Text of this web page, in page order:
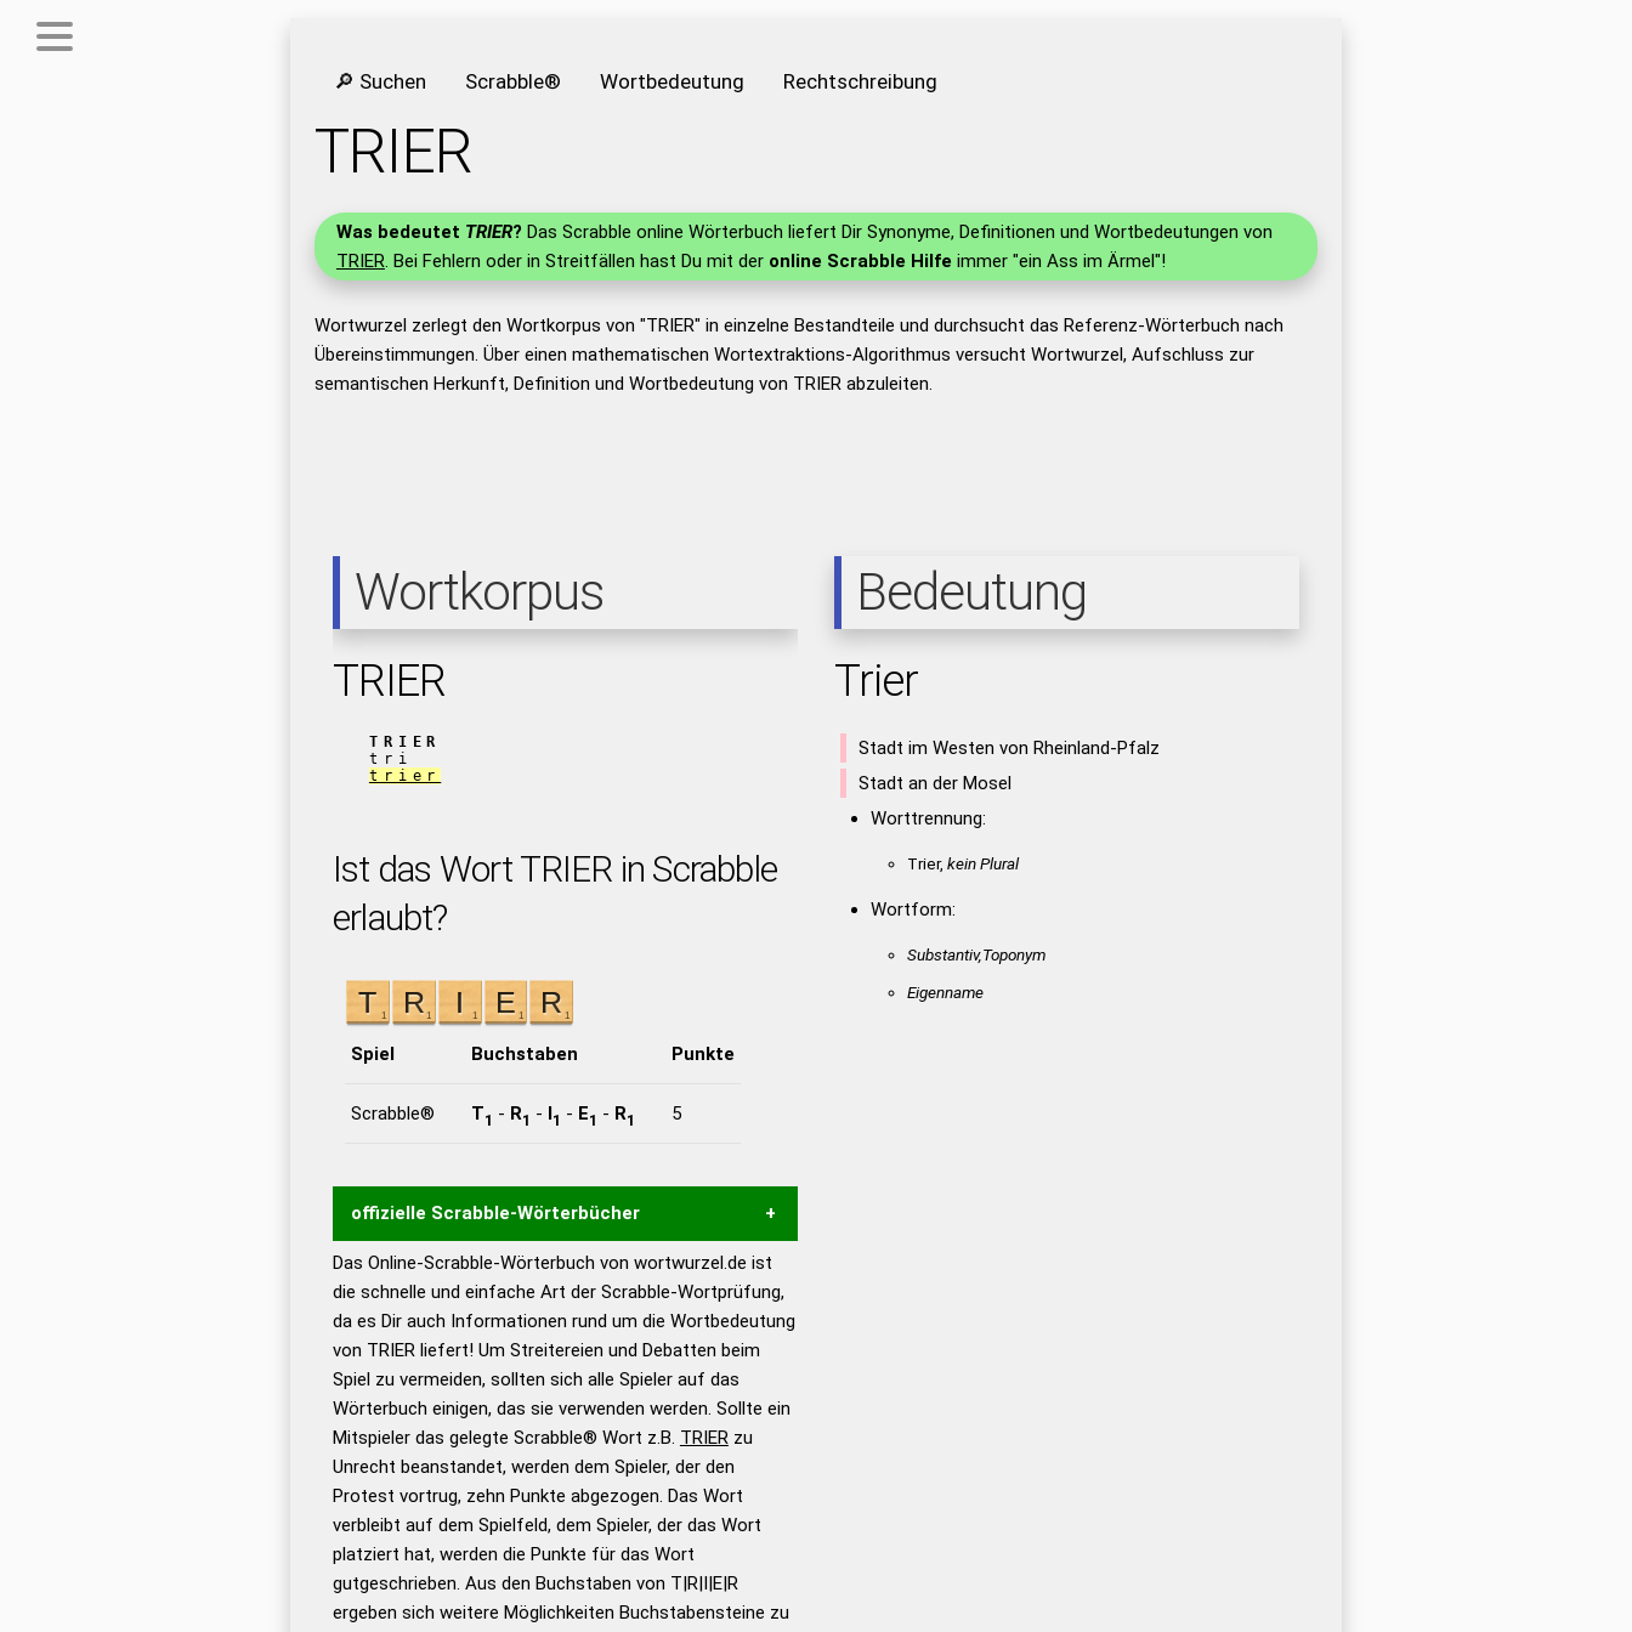
🔎 Suchen Scrabble® Wortbedeutung Rechtschreibung
TRIER
Was bedeutet TRIER? Das Scrabble online Wörterbuch liefert Dir Synonyme, Definitionen und Wortbedeutungen von
TRIER. Bei Fehlern oder in Streitfällen hast Du mit der online Scrabble Hilfe immer "ein Ass im Ärmel"!
Wortwurzel zerlegt den Wortkorpus von "TRIER" in einzelne Bestandteile und durchsucht das Referenz-Wörterbuch nach
Übereinstimmungen. Über einen mathematischen Wortextraktions-Algorithmus versucht Wortwurzel, Aufschluss zur
semantischen Herkunft, Definition und Wortbedeutung von TRIER abzuleiten.
Wortkorpus
TRIER
TRIER
tri
trier
Ist das Wort TRIER in Scrabble
erlaubt?
Spiel Buchstaben Punkte
Scrabble® T1 - R1 - I1 - E1 - R1 5
offizielle Scrabble-Wörterbücher
Wortwurzel liefert mit Hilfe eines semantischen
Wortanalyse-Algorithmus gute Anhaltspunkte zu
Wortbedeutung, Worttrennung und Wortform, um die
Gültigkeit eines Wortes für das Scrabble-Spiel zu
bestimmen! zugelassene Turnier Scrabble-
Wörterbücher sind:
Duden – Standardwerk in 12
Bänden
Duden – Richtiges und gutes
Deutsch
Duden – Die deutsche Grammatik
Das Online-Scrabble-Wörterbuch von wortwurzel.de ist
die schnelle und einfache Art der Scrabble-Wortprüfung,
da es Dir auch Informationen rund um die Wortbedeutung
von TRIER liefert! Um Streitereien und Debatten beim
Spiel zu vermeiden, sollten sich alle Spieler auf das
Wörterbuch einigen, das sie verwenden werden. Sollte ein
Mitspieler das gelegte Scrabble® Wort z.B. TRIERzu
Unrecht beanstandet, werden dem Spieler, der den
Protest vortrug, zehn Punkte abgezogen. Das Wort
verbleibt auf dem Spielfeld, dem Spieler, der das Wort
platziert hat, werden die Punkte für das Wort
gutgeschrieben. Aus den Buchstaben von T|R|I|E|R
ergeben sich weitere Möglichkeiten Buchstabensteine zu
Bedeutung
Trier
Stadt im Westen von Rheinland-Pfalz
Stadt an der Mosel
Worttrennung:
Trier, kein Plural
Wortform:
Substantiv,Toponym
Eigenname